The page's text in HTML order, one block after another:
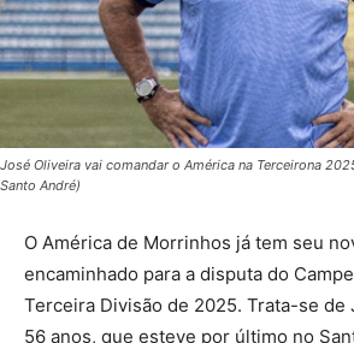
José Oliveira vai comandar o América na Terceirona
Santo André)
O América de Morrinhos já tem seu
encaminhado para a disputa do
Terceira Divisão de 2025. Trata-se de
56 anos, que esteve por último no